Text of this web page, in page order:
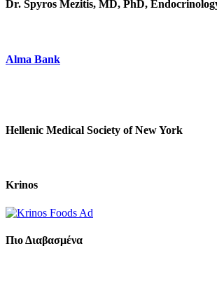
Dr. Spyros Mezitis, MD, PhD,
Alma Bank
Hellenic Medical Society of New York
Krinos
Πιο Διαβασμένα